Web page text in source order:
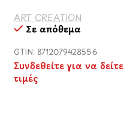
ART CREATION
Σε απόθεμα
GTIN: 8712079428556
Συνδεθείτε για να δείτε
τιμές